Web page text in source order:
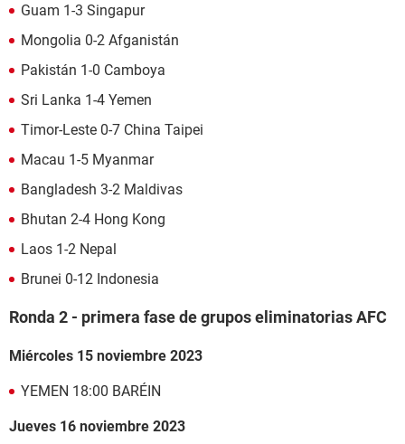
Guam 1-3 Singapur
Mongolia 0-2 Afganistán
Pakistán 1-0 Camboya
Sri Lanka 1-4 Yemen
Timor-Leste 0-7 China Taipei
Macau 1-5 Myanmar
Bangladesh 3-2 Maldivas
Bhutan 2-4 Hong Kong
Laos 1-2 Nepal
Brunei 0-12 Indonesia
Ronda 2 - primera fase de grupos eliminatorias AFC
Miércoles 15 noviembre 2023
YEMEN 18:00 BARÉIN
Jueves 16 noviembre 2023